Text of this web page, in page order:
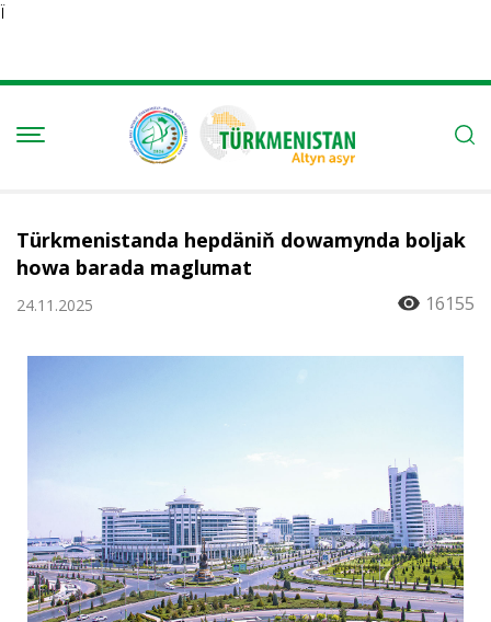
Ï
Türkmenistanda hepdäniň dowamynda boljak
howa barada maglumat
24.11.2025 16155